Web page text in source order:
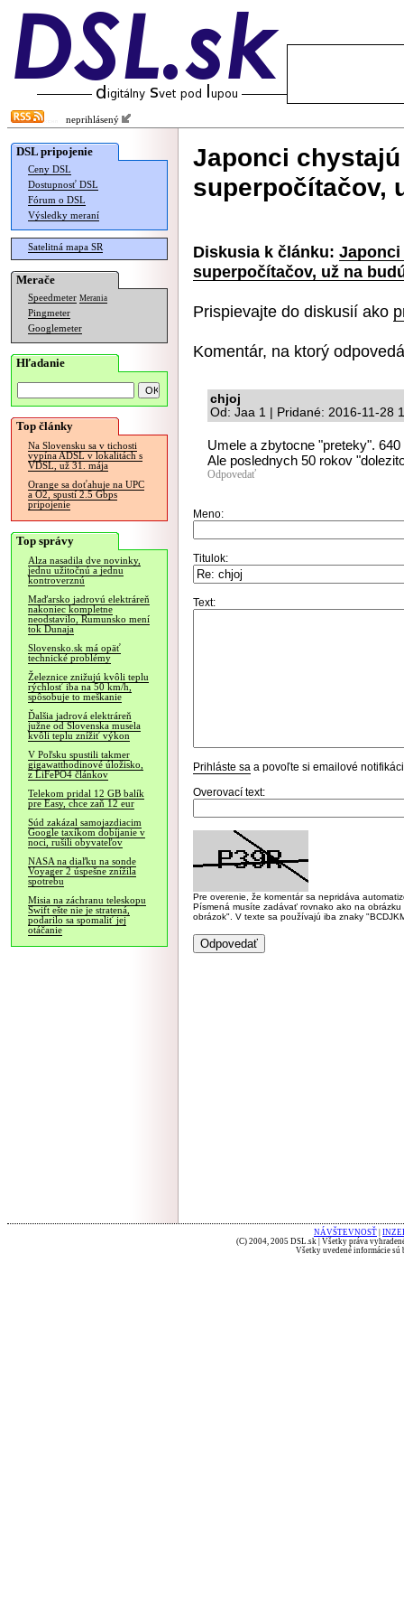
neprihlásený
DSL pripojenie
Ceny DSL
Dostupnosť DSL
Fórum o DSL
Výsledky meraní
Satelitná mapa SR
Merače
Speedmeter Merania
Pingmeter
Googlemeter
Hľadanie
Top články
Na Slovensku sa v tichosti
vypína ADSL v lokalitách s
VDSL, už 31. mája
Orange sa doťahuje na UPC
a O2, spustí 2.5 Gbps
pripojenie
Top správy
Alza nasadila dve novinky,
jednu užitočnú a jednu
kontroverznú
Maďarsko jadrovú elektráreň
nakoniec kompletne
neodstavilo, Rumunsko mení
tok Dunaja
Slovensko.sk má opäť
technické problémy
Železnice znižujú kvôli teplu
rýchlosť iba na 50 km/h,
spôsobuje to meškanie
Ďalšia jadrová elektráreň
južne od Slovenska musela
kvôli teplu znížiť výkon
V Poľsku spustili takmer
gigawatthodinové úložisko,
z LiFePO4 článkov
Telekom pridal 12 GB balík
pre Easy, chce zaň 12 eur
Súd zakázal samojazdiacim
Google taxíkom dobíjanie v
noci, rušili obyvateľov
NASA na diaľku na sonde
Voyager 2 úspešne znížila
spotrebu
Misia na záchranu teleskopu
Swift ešte nie je stratená,
podarilo sa spomaliť jej
otáčanie
Japonci
superpočítačov,
Diskusia k článku:
superpočítačov, už na
Prispievajte do diskusií ako
Komentár, na ktorý
chjoj
Od: Jaa 1 | Pridané: 2016-11-28
Umele a zbytocne "preteky".
Ale poslednych 50 rokov
Odpovedať
Meno:
Titulok:
Text:
Prihláste sa a povoľte si emailové
Overovací text:
Pre overenie, že komentár sa nepridáva
Písmená musíte zadávať rovnako ako na
obrázok". V texte sa používajú iba znaky
NÁVŠTEVNOSŤ
(C) 2004, 2005 DSL.sk | Všetky práva
Všetky uvedené informácie sú